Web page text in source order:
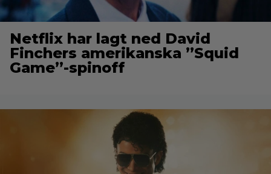
Netflix har lagt ned David
Finchers amerikanska ”Squid
Game”-spinoff